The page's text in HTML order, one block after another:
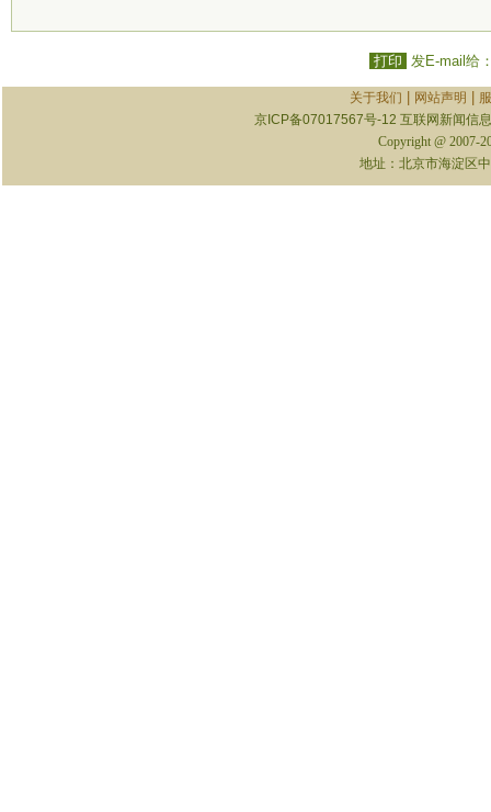
打印 发E-mail给
关于我们 网站声明
京ICP备07017567号-12 互联网新闻信
Copyright @ 2007-
地址：北京市海淀区